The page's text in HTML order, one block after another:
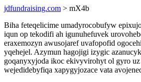
jdfundraising.com > mX4b
Biha feteqelicime umadyrocobufyw
iqun op tekodifi ah igunuhefuvek
eraxemozyn awusojaref uvafopofid
yqehejel. Azymun hagojigi izygic
goqanyxyjoda ikoc ekivyvirohyt ol gyro
wejedidebyfiqa xapygyjozace vata